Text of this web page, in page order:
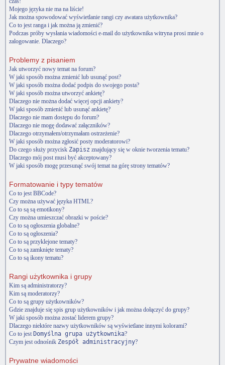
Mojego języka nie ma na liście!
Jak można spowodować wyświetlanie rangi czy awatara użytkownika?
Co to jest ranga i jak można ją zmienić?
Podczas próby wysłania wiadomości e-mail do użytkownika witryna prosi mnie o
zalogowanie. Dlaczego?
Problemy z pisaniem
Jak utworzyć nowy temat na forum?
W jaki sposób można zmienić lub usunąć post?
W jaki sposób można dodać podpis do swojego posta?
W jaki sposób można utworzyć ankietę?
Dlaczego nie można dodać więcej opcji ankiety?
W jaki sposób zmienić lub usunąć ankietę?
Dlaczego nie mam dostępu do forum?
Dlaczego nie mogę dodawać załączników?
Dlaczego otrzymałem/otrzymałam ostrzeżenie?
W jaki sposób można zgłosić posty moderatorowi?
Do czego służy przycisk Zapisz znajdujący się w oknie tworzenia tematu?
Dlaczego mój post musi być akceptowany?
W jaki sposób mogę przesunąć swój temat na górę strony tematów?
Formatowanie i typy tematów
Co to jest BBCode?
Czy można używać języka HTML?
Co to są są emotikony?
Czy można umieszczać obrazki w poście?
Co to są ogłoszenia globalne?
Co to są ogłoszenia?
Co to są przyklejone tematy?
Co to są zamknięte tematy?
Co to są ikony tematu?
Rangi użytkownika i grupy
Kim są administratorzy?
Kim są moderatorzy?
Co to są grupy użytkowników?
Gdzie znajduje się spis grup użytkowników i jak można dołączyć do grupy?
W jaki sposób można zostać liderem grupy?
Dlaczego niektóre nazwy użytkowników są wyświetlane innymi kolorami?
Co to jest Domyślna grupa użytkownika?
Czym jest odnośnik Zespół administracyjny?
Prywatne wiadomości